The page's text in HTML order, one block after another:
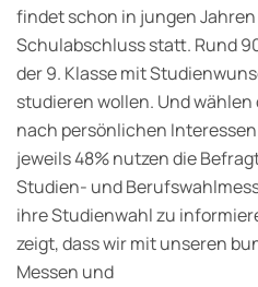
findet schon in jungen
Schulabschluss statt. Rund
der 9. Klasse mit
studieren wollen. Und
nach persönlichen
jeweils 48% nutzen die
Studien- und
ihre Studienwahl zu
zeigt, dass wir mit unseren
Messen und